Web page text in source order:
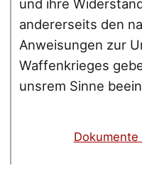
und ihre
andererseits den
Anweisungen zur
Waffenkrieges
unsrem Sinne
Dokumente